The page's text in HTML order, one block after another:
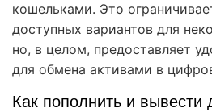
кошельками. Это
доступных вариантов для
но, в целом, предоставляет
для обмена активами в
Как пополнить и вывести